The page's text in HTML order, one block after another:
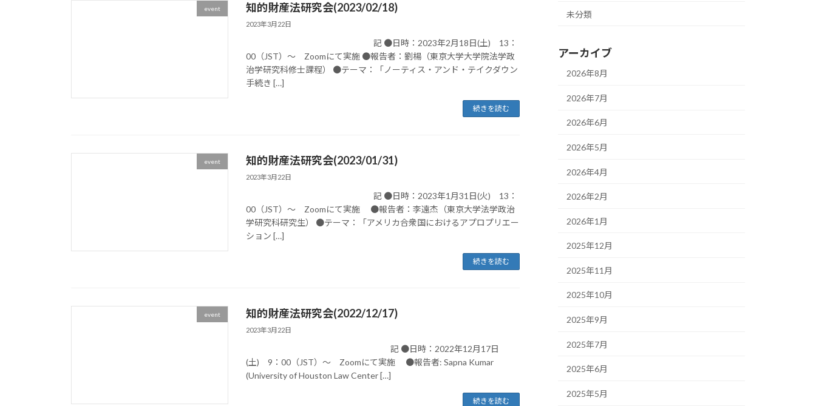
event 知的財産法研究会(2023/02/18)
2023年3月22日
記 ●日時：2023年2月18日(土) 13：
00（JST）～ Zoomにて実施 ●報告者：劉楊（東京大学大学院法学政
治学研究科修士課程） ●テーマ：「ノーティス・アンド・テイクダウン
手続き […]
続きを読む
event 知的財産法研究会(2023/01/31)
2023年3月22日
記 ●日時：2023年1月31日(火) 13：
00（JST）～ Zoomにて実施 ●報告者：李遠杰（東京大学法学政治
学研究科研究生） ●テーマ：「アメリカ合衆国におけるアプロプリエー
ション […]
続きを読む
event 知的財産法研究会(2022/12/17)
2023年3月22日
記 ●日時：2022年12月17日
(土) 9：00（JST）～ Zoomにて実施 ●報告者: Sapna Kumar
(University of Houston Law Center […]
続きを読む
未分類
アーカイブ
2026年8月
2026年7月
2026年6月
2026年5月
2026年4月
2026年2月
2026年1月
2025年12月
2025年11月
2025年10月
2025年9月
2025年7月
2025年6月
2025年5月